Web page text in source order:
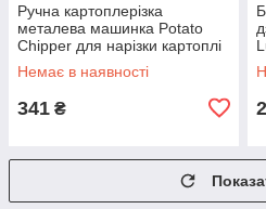
Ручна картоплерізка
металева машинка Potato
Chipper для нарізки картоплі
фрі UN12-15 MX-65
Немає в наявності
341 ₴